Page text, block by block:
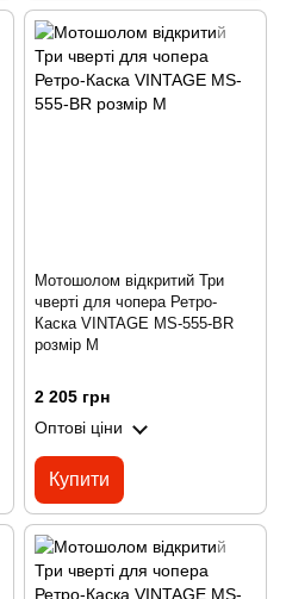
Мотошолом відкритий Три
чверті для чопера Ретро-
Каска VINTAGE MS-555-BR
розмір M
2 205 грн
Оптові ціни
Купити